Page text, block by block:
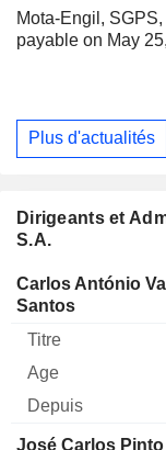
Mota-Engil,
payable on May
Plus d'actualités
Dirigeants et
S.A.
Dirigeant Titre
Carlos António
Santos
José Carlos